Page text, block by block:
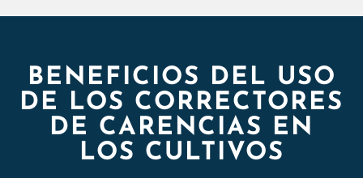
BENEFICIOS DEL USO
DE LOS CORRECTORES
DE CARENCIAS EN
LOS CULTIVOS